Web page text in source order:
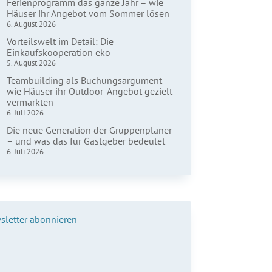
Häuser ihr Angebot vom Sommer lösen
6. August 2026
Vorteilswelt im Detail: Die
Einkaufskooperation eko
5. August 2026
Teambuilding als Buchungsargument –
wie Häuser ihr Outdoor-Angebot gezielt
vermarkten
6. Juli 2026
Die neue Generation der Gruppenplaner
– und was das für Gastgeber bedeutet
6. Juli 2026
abonnieren